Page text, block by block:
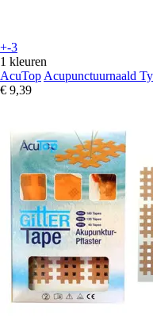
+-3
1 kleuren
AcuTop Acupunctuurnaald
€ 9,39